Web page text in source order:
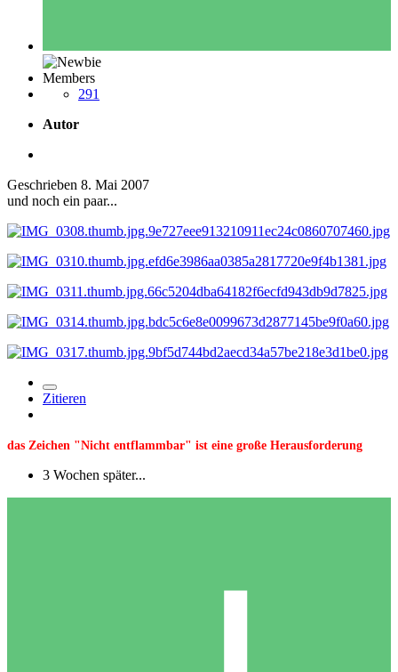
Members
291
Autor
Geschrieben 8. Mai 2007
und noch ein paar...
Zitieren
das Zeichen "Nicht entflammbar" ist eine große Herausforderung
3 Wochen später...